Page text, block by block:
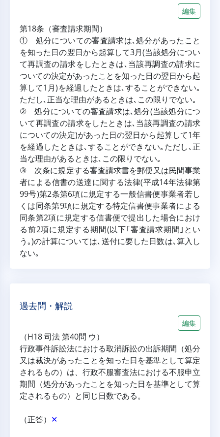
編集
第18条（審査請求期間）
① 処分についての審査請求は､処分があったこと
を知った日の翌日から起算して3月(当該処分につい
て再調査の請求をしたときは､当該再調査の請求に
ついての決定があったことを知った日の翌日から起
算して1月)を経過したときは､することができない｡
ただし､正当な理由があるときは､この限りでない｡
② 処分についての審査請求は､処分(当該処分につ
いて再調査の請求をしたときは､当該再調査の請求
についての決定)があった日の翌日から起算して1年
を経過したときは､することができない｡ただし､正
当な理由があるときは､この限りでない｡
③ 次条に規定する審査請求書を郵便又は民間事業
者による信書の送達に関する法律(平成14年法律第
99号)第2条第6項に規定する一般信書便事業者若し
くは同条第9項に規定する特定信書便事業者による
同条第2項に規定する信書便で提出した場合におけ
る前2項に規定する期間(以下｢審査請求期間｣とい
う｡)の計算については､送付に要した日数は､算入し
ない｡
過去問・解説
編集
（H18 司法 第40問 ウ）
行政事件訴訟法における取消訴訟の出訴期間（処分
又は裁決があったことを知った日を基準として算定
されるもの）は、行政不服審査法における不服申立
期間（処分があったことを知った日を基準として算
定されるもの）と同じ日数である。
（正答） ✕